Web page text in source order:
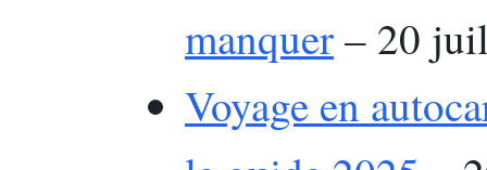
manquer– 20
Voyage en